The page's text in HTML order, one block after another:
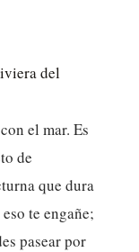
del
el mar. Es
de
que dura
te engañe;
pasear por